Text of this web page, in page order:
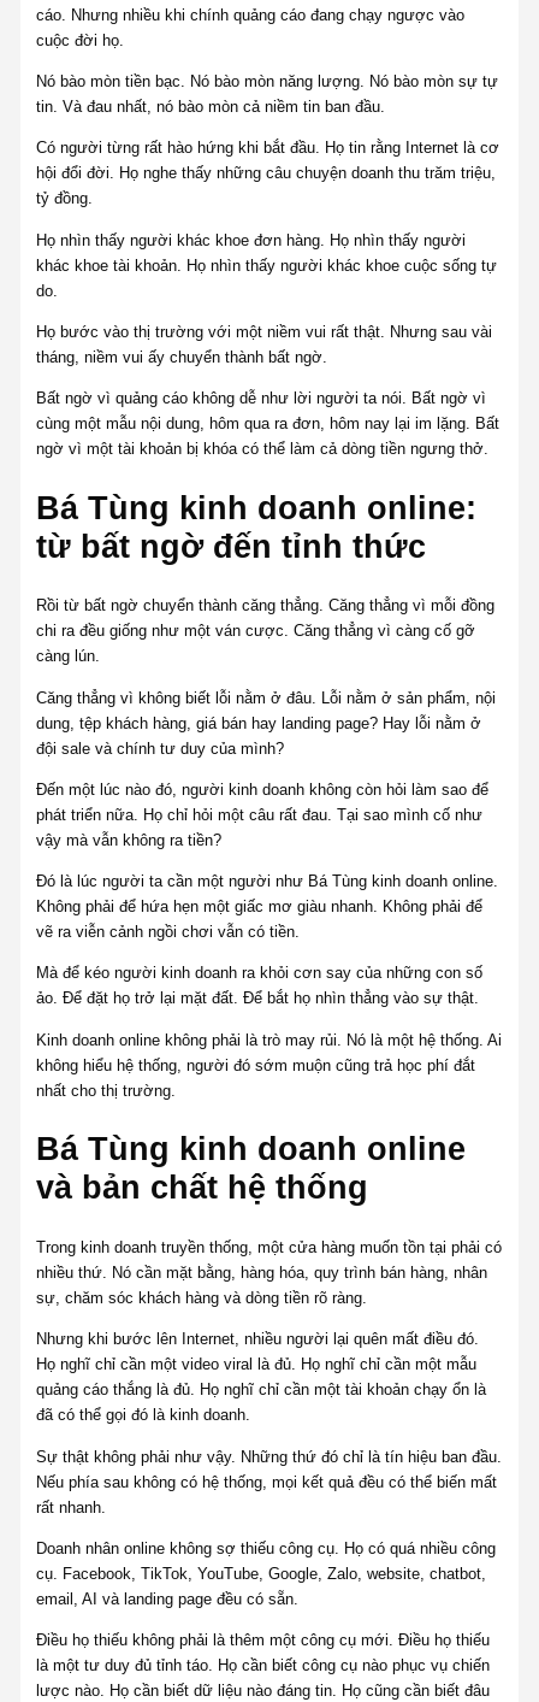
cáo. Nhưng nhiều khi chính quảng cáo đang chạy ngược vào
cuộc đời họ.
Nó bào mòn tiền bạc. Nó bào mòn năng lượng. Nó bào mòn sự tự
tin. Và đau nhất, nó bào mòn cả niềm tin ban đầu.
Có người từng rất hào hứng khi bắt đầu. Họ tin rằng Internet là cơ
hội đổi đời. Họ nghe thấy những câu chuyện doanh thu trăm triệu,
tỷ đồng.
Họ nhìn thấy người khác khoe đơn hàng. Họ nhìn thấy người
khác khoe tài khoản. Họ nhìn thấy người khác khoe cuộc sống tự
do.
Họ bước vào thị trường với một niềm vui rất thật. Nhưng sau vài
tháng, niềm vui ấy chuyển thành bất ngờ.
Bất ngờ vì quảng cáo không dễ như lời người ta nói. Bất ngờ vì
cùng một mẫu nội dung, hôm qua ra đơn, hôm nay lại im lặng. Bất
ngờ vì một tài khoản bị khóa có thể làm cả dòng tiền ngưng thở.
Bá Tùng kinh doanh online:
từ bất ngờ đến tỉnh thức
Rồi từ bất ngờ chuyển thành căng thẳng. Căng thẳng vì mỗi đồng
chi ra đều giống như một ván cược. Căng thẳng vì càng cố gỡ
càng lún.
Căng thẳng vì không biết lỗi nằm ở đâu. Lỗi nằm ở sản phẩm, nội
dung, tệp khách hàng, giá bán hay landing page? Hay lỗi nằm ở
đội sale và chính tư duy của mình?
Đến một lúc nào đó, người kinh doanh không còn hỏi làm sao để
phát triển nữa. Họ chỉ hỏi một câu rất đau. Tại sao mình cố như
vậy mà vẫn không ra tiền?
Đó là lúc người ta cần một người như Bá Tùng kinh doanh online.
Không phải để hứa hẹn một giấc mơ giàu nhanh. Không phải để
vẽ ra viễn cảnh ngồi chơi vẫn có tiền.
Mà để kéo người kinh doanh ra khỏi cơn say của những con số
ảo. Để đặt họ trở lại mặt đất. Để bắt họ nhìn thẳng vào sự thật.
Kinh doanh online không phải là trò may rủi. Nó là một hệ thống. Ai
không hiểu hệ thống, người đó sớm muộn cũng trả học phí đắt
nhất cho thị trường.
Bá Tùng kinh doanh online
và bản chất hệ thống
Trong kinh doanh truyền thống, một cửa hàng muốn tồn tại phải có
nhiều thứ. Nó cần mặt bằng, hàng hóa, quy trình bán hàng, nhân
sự, chăm sóc khách hàng và dòng tiền rõ ràng.
Nhưng khi bước lên Internet, nhiều người lại quên mất điều đó.
Họ nghĩ chỉ cần một video viral là đủ. Họ nghĩ chỉ cần một mẫu
quảng cáo thắng là đủ. Họ nghĩ chỉ cần một tài khoản chạy ổn là
đã có thể gọi đó là kinh doanh.
Sự thật không phải như vậy. Những thứ đó chỉ là tín hiệu ban đầu.
Nếu phía sau không có hệ thống, mọi kết quả đều có thể biến mất
rất nhanh.
Doanh nhân online không sợ thiếu công cụ. Họ có quá nhiều công
cụ. Facebook, TikTok, YouTube, Google, Zalo, website, chatbot,
email, AI và landing page đều có sẵn.
Điều họ thiếu không phải là thêm một công cụ mới. Điều họ thiếu
là một tư duy đủ tỉnh táo. Họ cần biết công cụ nào phục vụ chiến
lược nào. Họ cần biết dữ liệu nào đáng tin. Họ cũng cần biết đâu